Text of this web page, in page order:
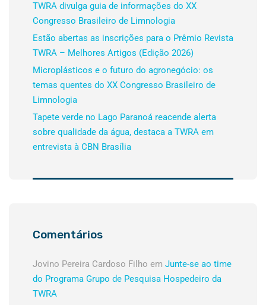
TWRA divulga guia de informações do XX
Congresso Brasileiro de Limnologia
Estão abertas as inscrições para o Prêmio Revista
TWRA – Melhores Artigos (Edição 2026)
Microplásticos e o futuro do agronegócio: os
temas quentes do XX Congresso Brasileiro de
Limnologia
Tapete verde no Lago Paranoá reacende alerta
sobre qualidade da água, destaca a TWRA em
entrevista à CBN Brasília
Comentários
Jovino Pereira Cardoso Filho em Junte-se ao time
do Programa Grupo de Pesquisa Hospedeiro da
TWRA